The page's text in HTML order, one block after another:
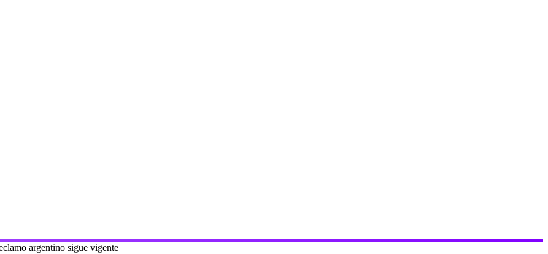
argentino sigue vigente